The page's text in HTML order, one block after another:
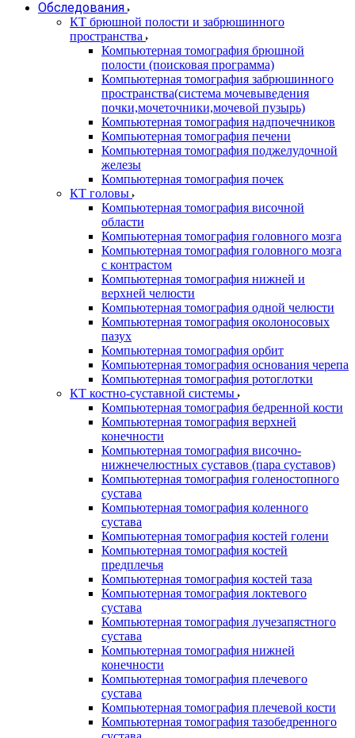
Обследования
КТ брюшной полости и забрюшинного
пространства
Компьютерная томография брюшной
полости (поисковая программа)
Компьютерная томография забрюшинного
пространства(система мочевыведения
почки,мочеточники,мочевой пузырь)
Компьютерная томография надпочечников
Компьютерная томография печени
Компьютерная томография поджелудочной
железы
Компьютерная томография почек
КТ головы
Компьютерная томография височной
области
Компьютерная томография головного мозга
Компьютерная томография головного мозга
с контрастом
Компьютерная томография нижней и
верхней челюсти
Компьютерная томография одной челюсти
Компьютерная томография околоносовых
пазух
Компьютерная томография орбит
Компьютерная томография основания черепа
Компьютерная томография ротоглотки
КТ костно-суставной системы
Компьютерная томография бедренной кости
Компьютерная томография верхней
конечности
Компьютерная томография височно-
нижнечелюстных суставов (пара суставов)
Компьютерная томография голеностопного
сустава
Компьютерная томография коленного
сустава
Компьютерная томография костей голени
Компьютерная томография костей
предплечья
Компьютерная томография костей таза
Компьютерная томография локтевого
сустава
Компьютерная томография лучезапястного
сустава
Компьютерная томография нижней
конечности
Компьютерная томография плечевого
сустава
Компьютерная томография плечевой кости
Компьютерная томография тазобедренного